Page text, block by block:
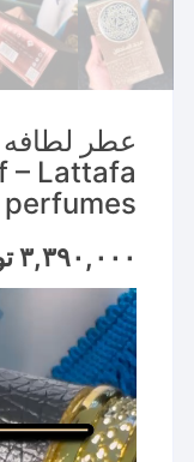
– Lattafa
perfumes
۳,۳۹۰,۰۰۰
نمایشگر
ویدیو